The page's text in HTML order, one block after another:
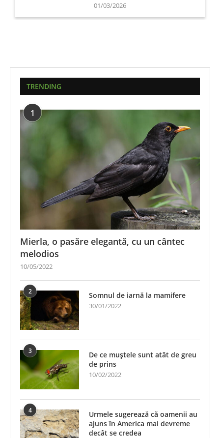
01/03/2026
TRENDING
1
Mierla, o pasăre elegantă, cu un cântec
melodios
10/05/2022
2 Somnul de iarnă la mamifere
30/01/2022
3
De ce muștele sunt atât de greu
de prins
10/02/2022
4
Urmele sugerează că oamenii au
ajuns în America mai devreme
decât se credea